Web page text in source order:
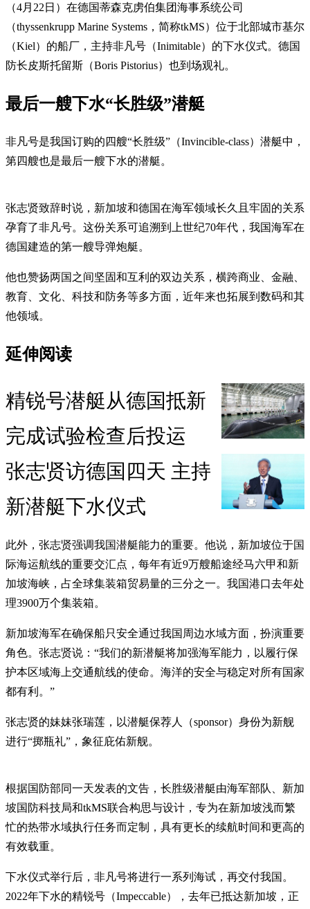
（4月22日）在德国蒂森克虏伯集团海事系统公司
（thyssenkrupp Marine Systems，简称tkMS）位于北部城市基尔
（Kiel）的船厂，主持非凡号（Inimitable）的下水仪式。德国
防长皮斯托留斯（Boris Pistorius）也到场观礼。
最后一艘下水“长胜级”潜艇
非凡号是我国订购的四艘“长胜级”（Invincible-class）潜艇中，
第四艘也是最后一艘下水的潜艇。
张志贤致辞时说，新加坡和德国在海军领域长久且牢固的关系
孕育了非凡号。这份关系可追溯到上世纪70年代，我国海军在
德国建造的第一艘导弹炮艇。
他也赞扬两国之间坚固和互利的双边关系，横跨商业、金融、
教育、文化、科技和防务等多方面，近年来也拓展到数码和其
他领域。
延伸阅读
精锐号潜艇从德国抵新
完成试验检查后投运
张志贤访德国四天 主持
新潜艇下水仪式
此外，张志贤强调我国潜艇能力的重要。他说，新加坡位于国
际海运航线的重要交汇点，每年有近9万艘船途经马六甲和新
加坡海峡，占全球集装箱贸易量的三分之一。我国港口去年处
理3900万个集装箱。
新加坡海军在确保船只安全通过我国周边水域方面，扮演重要
角色。张志贤说：“我们的新潜艇将加强海军能力，以履行保
护本区域海上交通航线的使命。海洋的安全与稳定对所有国家
都有利。”
张志贤的妹妹张瑞莲，以潜艇保荐人（sponsor）身份为新舰
进行“掷瓶礼”，象征庇佑新舰。
根据国防部同一天发表的文告，长胜级潜艇由海军部队、新加
坡国防科技局和tkMS联合构思与设计，专为在新加坡浅而繁
忙的热带水域执行任务而定制，具有更长的续航时间和更高的
有效载重。
下水仪式举行后，非凡号将进行一系列海试，再交付我国。
2022年下水的精锐号（Impeccable），去年已抵达新加坡，正